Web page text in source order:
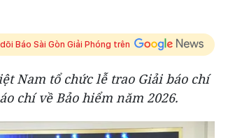
Báo Sài Gòn Giải Phóng trên
Nam tổ chức lễ trao Giải báo chí
chí về Bảo hiểm năm 2026.